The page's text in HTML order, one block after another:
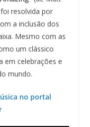
resolvida por
a inclusão dos
Mesmo com as
um clássico
em celebrações e
mundo.
no portal